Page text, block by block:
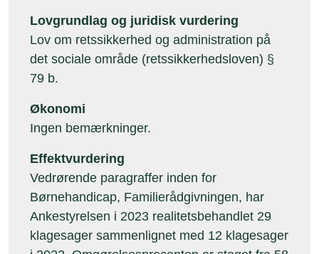
Lovgrundlag og juridisk vurdering
Lov om retssikkerhed og administration på
det sociale område (retssikkerhedsloven) §
79 b.
Økonomi
Ingen bemærkninger.
Effektvurdering
Vedrørende paragraffer inden for
Børnehandicap, Familierådgivningen, har
Ankestyrelsen i 2023 realitetsbehandlet 29
klagesager sammenlignet med 12 klagesager